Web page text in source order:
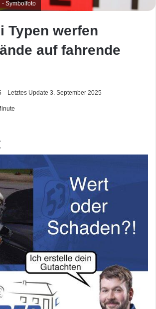
- Symbolfoto
Typen werfen
auf fahrende
Letztes Update 3. September 2025